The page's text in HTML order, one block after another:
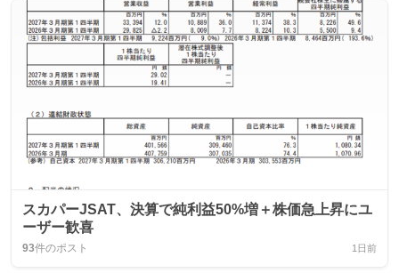
スカパーJSAT、決算で純利益50%増＋株価急上昇にユ
ーザー歓喜
93件のポスト 1日前